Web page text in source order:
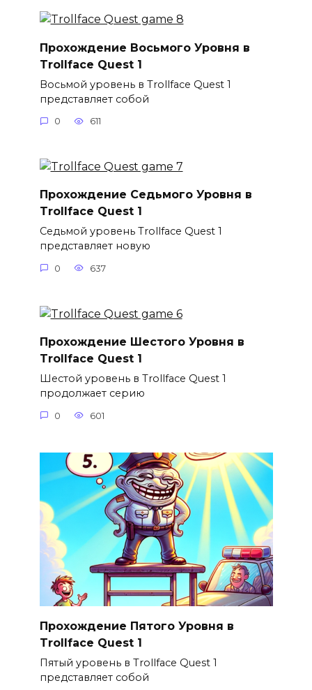
Прохождение Восьмого Уровня в
Trollface Quest 1
Восьмой уровень в Trollface Quest 1
представляет собой
0 611
Прохождение Седьмого Уровня в
Trollface Quest 1
Седьмой уровень Trollface Quest 1
представляет новую
0 637
Прохождение Шестого Уровня в
Trollface Quest 1
Шестой уровень в Trollface Quest 1
продолжает серию
0 601
Прохождение Пятого Уровня в
Trollface Quest 1
Пятый уровень в Trollface Quest 1
представляет собой